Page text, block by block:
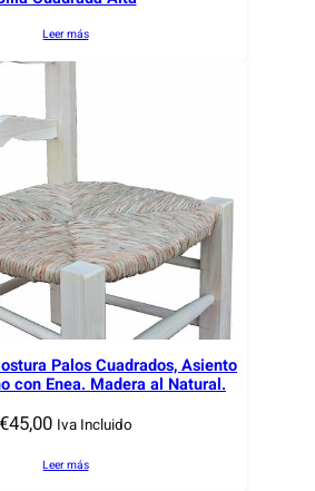
Leer más
Palos Cuadrados, Asiento
con Enea. Madera al Natural.
€45,00 Iva Incluido
Leer más